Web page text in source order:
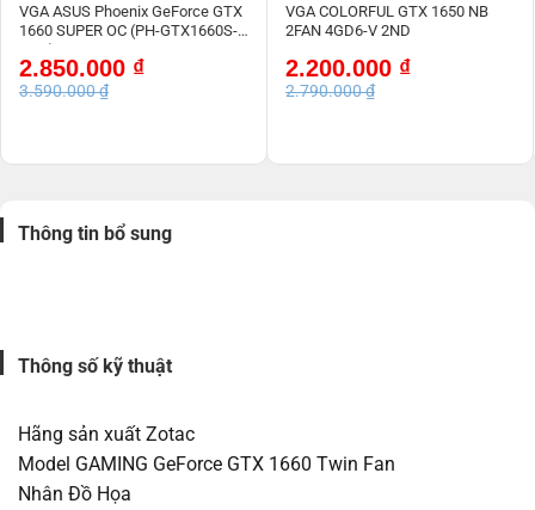
VGA ASUS Phoenix GeForce GTX
1660 SUPER OC (PH-GTX1660S-
O6G) 2ND
3.590.000₫
Giá
gốc
là:
2.850.000 ₫
Giá
hiện
tại
VGA COLORFUL GTX 1650 NB
2FAN 4GD6-V 2ND
2.790.000₫
Giá
gốc
là:
2.200.000 ₫
Giá
hiện
tại
Thông tin bổ sung
Thông số kỹ thuật
Hãng sản xuất Zotac
Model GAMING GeForce GTX 1660 Twin Fan
Nhân Đồ Họa